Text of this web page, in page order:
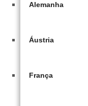
Alemanha
Áustria
França